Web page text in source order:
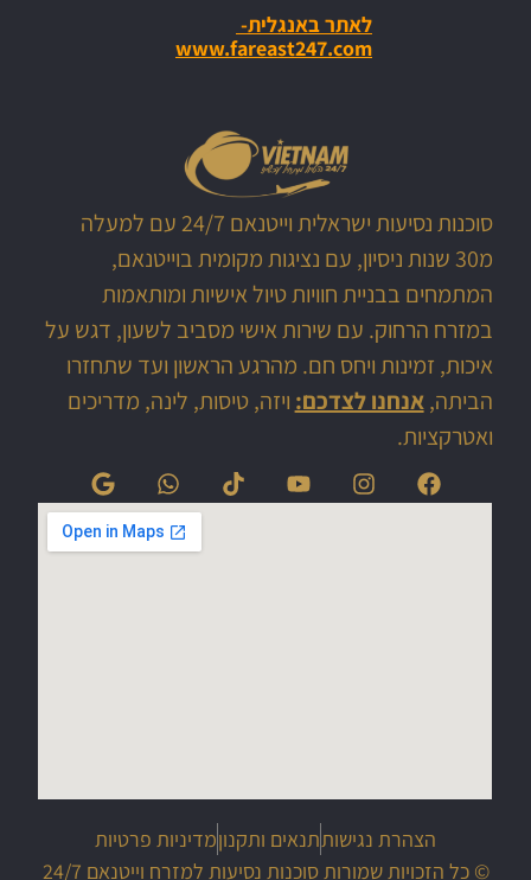
לאתר באנגלית-
www.fareast247.com
סוכנות נסיעות ישראלית וייטנאם 24/7 עם למעלה
מ30 שנות ניסיון, עם נציגות מקומית בוייטנאם,
המתמחים בבניית חוויות טיול אישיות ומותאמות
במזרח הרחוק. עם שירות אישי מסביב לשעון, דגש על
איכות, זמינות ויחס חם. מהרגע הראשון ועד שתחזרו
הביתה,אנחנו לצדכם: ויזה, טיסות, לינה, מדריכים
ואטרקציות.
הצהרת נגישותתנאים ותקנוןמדיניות פרטיות
© כל הזכויות שמורות סוכנות נסיעות למזרח וייטנאם 24/7